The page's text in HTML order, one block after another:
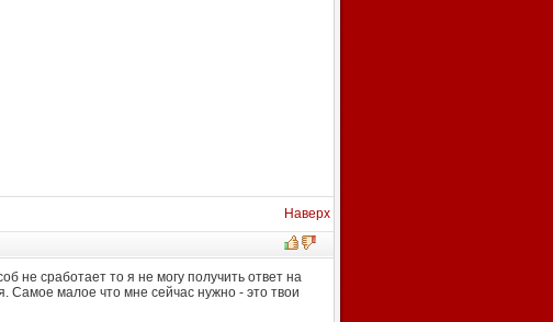
Наверх
не сработает то я не могу получить ответ на
Самое малое что мне сейчас нужно - это твои